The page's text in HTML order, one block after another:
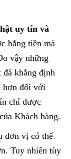
uy tín và
bằng tiền mà
vậy những
khẳng định
hơn đối với
chỉ được
Khách hàng.
đơn vị có thể
Tuy nhiên tùy